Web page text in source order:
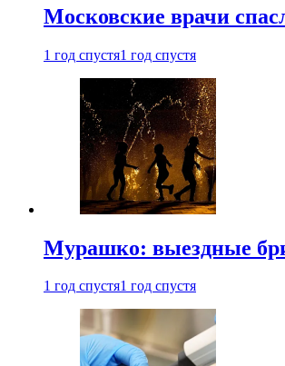
Московские врачи
1 год спустя1 год спустя
Мурашко: выездные
1 год спустя1 год спустя